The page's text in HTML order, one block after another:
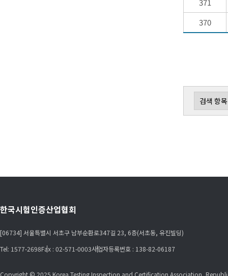
371
370
한국시험인증산업협회
[06734] 서울특별시 서초구 남부순환로347길 23, 6층(서초동, 유진빌딩)
Tel: 1577-2698Fax : 02-571-0003사업자등록번호 : 138-82-06187
Copyright © 2025 Korea Testing Inspection and Certification Association,